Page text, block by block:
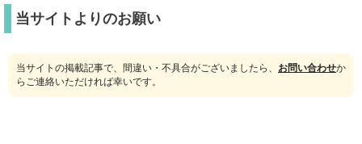
当サイトよりのお願い
当サイトの掲載記事で、間違い・不具合がございましたら、 お問い合わせか
らご連絡いただければ幸いです。